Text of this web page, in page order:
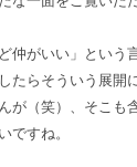
仲がいい」という
たらそういう展開
（笑）、そこも
ですね。